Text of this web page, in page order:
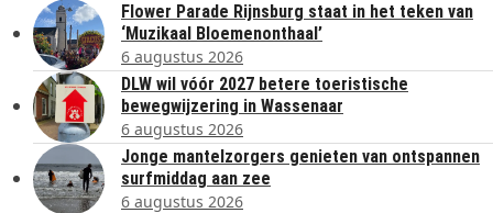
Flower Parade Rijnsburg staat in het teken van
‘Muzikaal Bloemenonthaal’
6 augustus 2026
DLW wil vóór 2027 betere toeristische
bewegwijzering in Wassenaar
6 augustus 2026
Jonge mantelzorgers genieten van ontspannen
surfmiddag aan zee
6 augustus 2026